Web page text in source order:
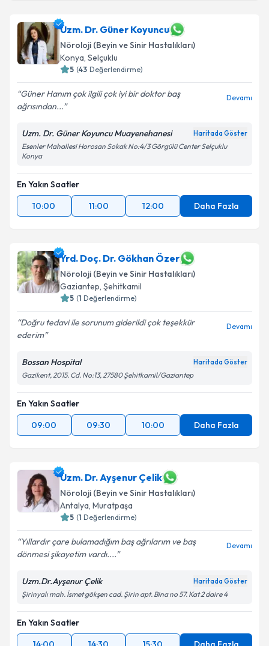
Uzm. Dr. Güner Koyuncu
Nöroloji (Beyin ve Sinir Hastalıkları)
Konya, Selçuklu
5 (43 Değerlendirme)
Güner Hanım çok ilgili çok iyi bir doktor baş
ağrısından...
Devamı
Uzm. Dr. Güner Koyuncu Muayenehanesi Haritada Göster
Esenler Mahallesi Horosan Sokak No:4/3 Görgülü Center Selçuklu
Konya
En Yakın Saatler
10:00
11:00 12:00 Daha Fazla
Yrd. Doç. Dr. Gökhan Özer
Nöroloji (Beyin ve Sinir Hastalıkları)
Gaziantep, Şehitkamil
5 (1 Değerlendirme)
Doğru tedavi ile sorunum giderildi çok teşekkür
ederim
Devamı
Bossan Hospital Haritada Göster
Gazikent, 2015. Cd. No:13, 27580 Şehitkamil/Gaziantep
En Yakın Saatler
09:00
09:30 10:00 Daha Fazla
Uzm. Dr. Ayşenur Çelik
Nöroloji (Beyin ve Sinir Hastalıkları)
Antalya, Muratpaşa
5 (1 Değerlendirme)
Yıllardır çare bulamadığım baş ağrılarım ve baş
dönmesi şikayetim vardı....
Devamı
Uzm.Dr.Ayşenur Çelik Haritada Göster
Şirinyalı mah. İsmet gökşen cad. Şirin apt. Bina no 57. Kat 2 daire 4
En Yakın Saatler